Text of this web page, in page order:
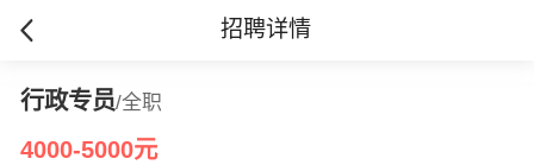
招聘详情
行政专员/全职
4000-5000元